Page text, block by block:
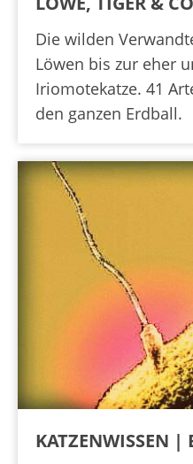
Die wilden
Löwen bis zur eher
Iriomotekatze. 41
den ganzen Erdball.
KATZENWISSEN |